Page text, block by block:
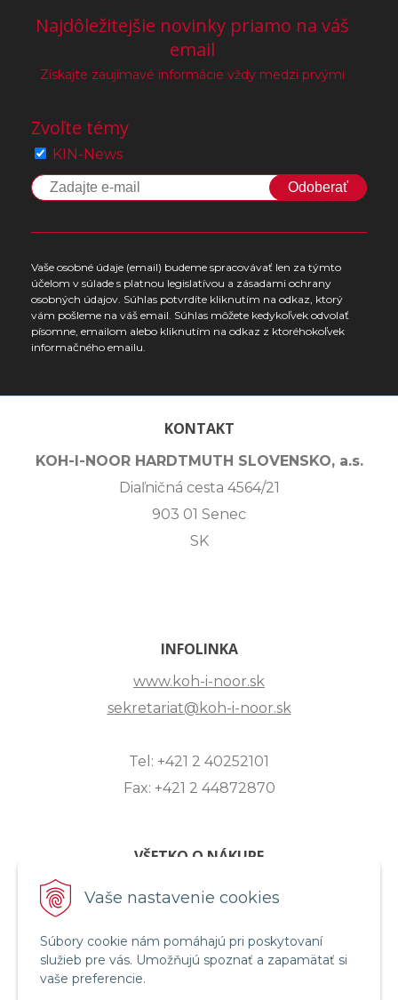
Vaše nastavenie cookies
Súbory cookie nám pomáhajú pri poskytovaní
služieb pre vás. Umožňujú spoznať a zapamätať si
vaše preferencie.
Najdôležitejšie novinky priamo na váš
email
Získajte zaujímavé informácie vždy medzi prvými
Zvoľte témy
KIN-News
Odoberať
Vaše osobné údaje (email) budeme spracovávať len za týmto
účelom v súlade s platnou legislatívou a zásadami ochrany
osobných údajov. Súhlas potvrdíte kliknutím na odkaz, ktorý
vám pošleme na váš email. Súhlas môžete kedykoľvek odvolať
písomne, emailom alebo kliknutím na odkaz z ktoréhokoľvek
informačného emailu.
KONTAKT
KOH-I-NOOR HARDTMUTH SLOVENSKO, a.s.
Diaľničná cesta 4564/21
903 01 Senec
SK
INFOLINKA
www.koh-i-noor.sk
sekretariat@koh-i-noor.sk
Tel: +421 2 40252101
Fax: +421 2 44872870
VŠETKO O NÁKUPE
ZASLANIE OTÁZKY
OBCHODNÉ PODMIENKY
REKLAMAČNÝ PORIADOK